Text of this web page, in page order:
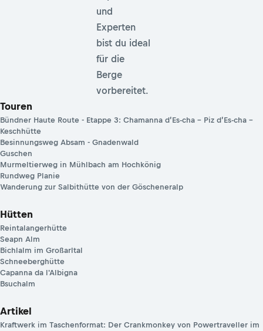
und
Experten
bist du ideal
für die
Berge
vorbereitet.
Touren
Bündner Haute Route - Etappe 3: Chamanna d’Es-cha – Piz d’Es-cha –
Keschhütte
Besinnungsweg Absam - Gnadenwald
Guschen
Murmeltierweg in Mühlbach am Hochkönig
Rundweg Planie
Wanderung zur Salbithütte von der Göscheneralp
Hütten
Reintalangerhütte
Seapn Alm
Bichlalm im Großarltal
Schneeberghütte
Capanna da l'Albigna
Bsuchalm
Artikel
Kraftwerk im Taschenformat: Der Crankmonkey von Powertraveller im